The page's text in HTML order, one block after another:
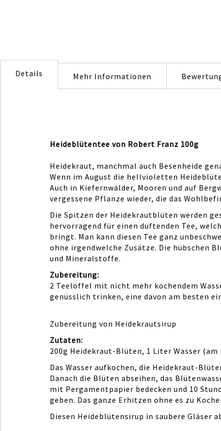
Details
Heideblütentee von Robert Franz 100g
Heidekraut, manchmal auch Besenheide
Wenn im August die hellvioletten
Auch in Kiefernwälder, Mooren und auf
vergessene Pflanze wieder, die das
Die Spitzen der Heidekrautblüten werden
hervorragend für einen duftenden Tee,
bringt. Man kann diesen Tee ganz
ohne irgendwelche Zusätze. Die hübschen
und Mineralstoffe.
Zubereitung:
2 Teelöffel mit nicht mehr kochendem
genüsslich trinken, eine davon am besten
Zubereitung von Heidekrautsirup
Zutaten:
200g Heidekraut-Blüten, 1 Liter Wasser
Das Wasser aufkochen, die Heidekraut-
Danach die Blüten abseihen, das
mit Pergamentpapier bedecken und 10
geben. Das ganze Erhitzen ohne es zu
Diesen Heideblütensirup in saubere Gläser
Mehr Informationen